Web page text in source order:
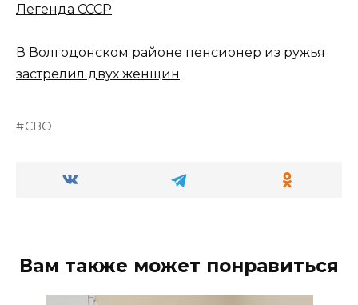
Легенда СССР
В Волгодонском районе пенсионер из ружья
застрелил двух женщин
СВО
Вам также может понравиться